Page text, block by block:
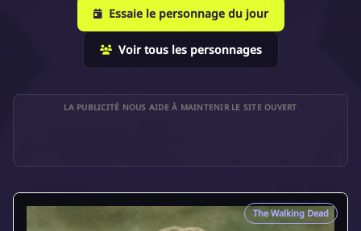
Essaie le personnage du jour
Voir tous les personnages
LA PUBLICITÉ NOUS AIDE À MAINTENIR LE SITE OUVERT
The Walking Dead